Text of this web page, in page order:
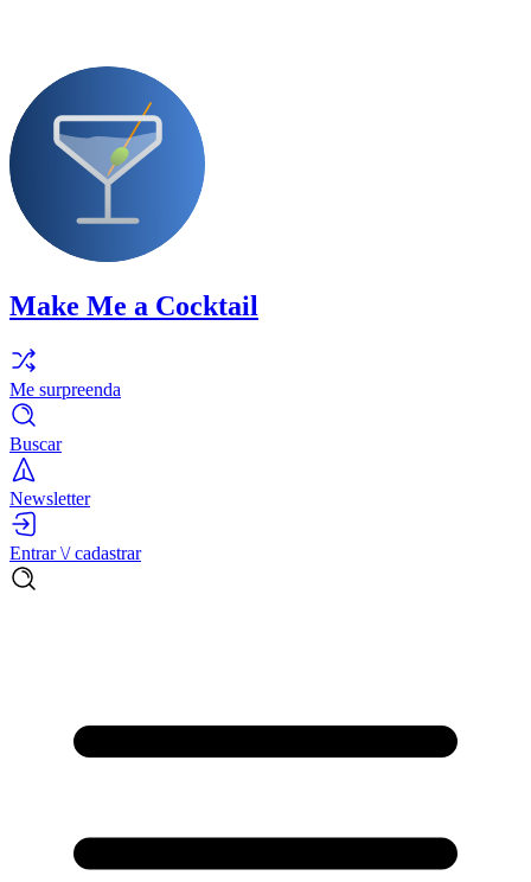
Make Me a Cocktail
Me surpreenda
Buscar
Newsletter
Entrar \/ cadastrar